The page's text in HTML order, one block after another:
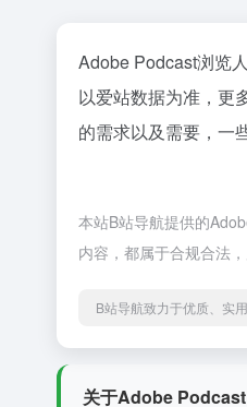
Adobe Podcast浏览
以爱站数据为准，更
的需求以及需要，一
本站B站导航提供的
内容，都属于合规合法
B站导航致力于优质、实
关于Adobe Podcast